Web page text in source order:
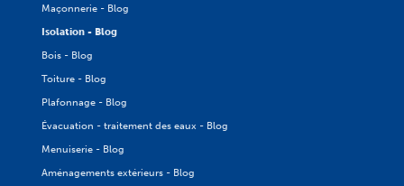
Maçonnerie - Blog
Isolation - Blog
Bois - Blog
Toiture - Blog
Plafonnage - Blog
Évacuation - traitement des eaux - Blog
Menuiserie - Blog
Aménagements extérieurs - Blog